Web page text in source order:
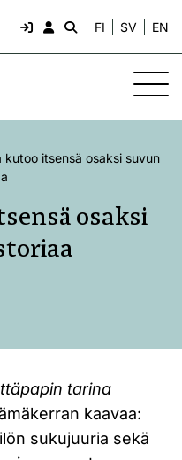
FI SV EN
kutoo itsensä osaksi suvun
osaksi
tarina
kaavaa:
sukujuuria sekä